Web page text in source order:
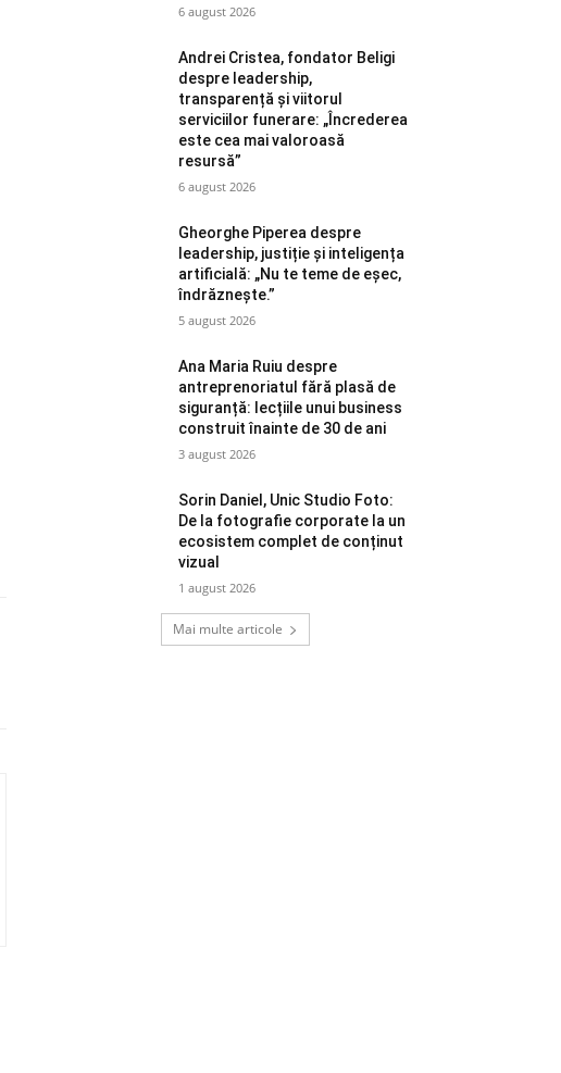
6 august 2026
Andrei Cristea, fondator Beligi
despre leadership,
transparență și viitorul
serviciilor funerare: „Încrederea
este cea mai valoroasă
resursă”
6 august 2026
Gheorghe Piperea despre
leadership, justiție și inteligența
artificială: „Nu te teme de eșec,
îndrăznește.”
5 august 2026
Ana Maria Ruiu despre
antreprenoriatul fără plasă de
siguranță: lecțiile unui business
construit înainte de 30 de ani
3 august 2026
Sorin Daniel, Unic Studio Foto:
De la fotografie corporate la un
ecosistem complet de conținut
vizual
1 august 2026
Mai multe articole